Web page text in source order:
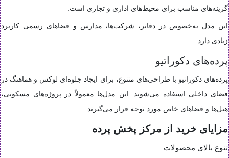
گزینه‌های مناسب برای محیط‌های اداری و تجاری است.
این مدل به‌خصوص در دفاتر، شرکت‌ها، مدارس و فضاهای رسمی کاربرد
زیادی دارد.
پرده‌های دکوراتیو
پرده‌های دکوراتیو با طراحی‌های متنوع، برای ایجاد جلوه‌ای لوکس و هماهنگ در
فضای داخلی استفاده می‌شوند. این مدل‌ها معمولاً در پروژه‌های مسکونی،
هتل‌ها و فضاهای خاص مورد توجه قرار می‌گیرند.
مزایای خرید از مرکز پخش پرده
تنوع بالای محصولات